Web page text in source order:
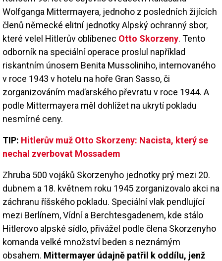
Wolfganga Mittermayera, jednoho z posledních žijících
členů německé elitní jednotky Alpský ochranný sbor,
které velel Hitlerův oblíbenec Otto Skorzeny. Tento
odborník na speciální operace proslul například
riskantním únosem Benita Mussoliniho, internovaného
v roce 1943 v hotelu na hoře Gran Sasso, či
zorganizováním maďarského převratu v roce 1944. A
podle Mittermayera měl dohlížet na ukrytí pokladu
nesmírné ceny.
TIP: Hitlerův muž Otto Skorzeny: Nacista, který se
nechal zverbovat Mossadem
Zhruba 500 vojáků Skorzenyho jednotky prý mezi 20.
dubnem a 18. květnem roku 1945 zorganizovalo akci na
záchranu říšského pokladu. Speciální vlak pendlující
mezi Berlínem, Vídní a Berchtesgadenem, kde stálo
Hitlerovo alpské sídlo, přivážel podle člena Skorzenyho
komanda velké množství beden s neznámým
obsahem. Mittermayer údajně patřil k oddílu, jenž